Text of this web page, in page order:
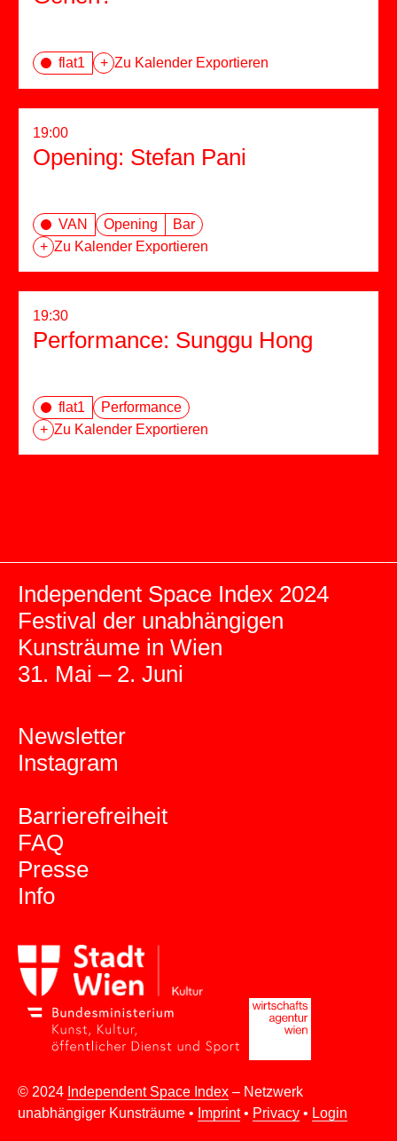
flat1 + Zu Kalender Exportieren
19:00
Opening: Stefan Pani
VAN Opening
Bar
+ Zu Kalender Exportieren
19:30
Performance: Sunggu Hong
flat1
Performance
+ Zu Kalender Exportieren
Independent Space Index 2024
Festival der unabhängigen
Kunsträume in Wien
31. Mai – 2. Juni
Newsletter
Instagram
Barrierefreiheit
FAQ
Presse
Info
© 2024 Independent Space Index – Netzwerk
unabhängiger Kunsträume • Imprint• Privacy • Login